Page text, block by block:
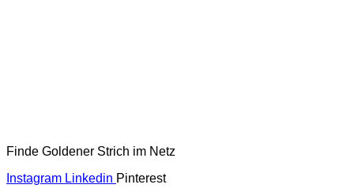
Finde Goldener Strich im Netz
Instagram Linkedin Pinterest